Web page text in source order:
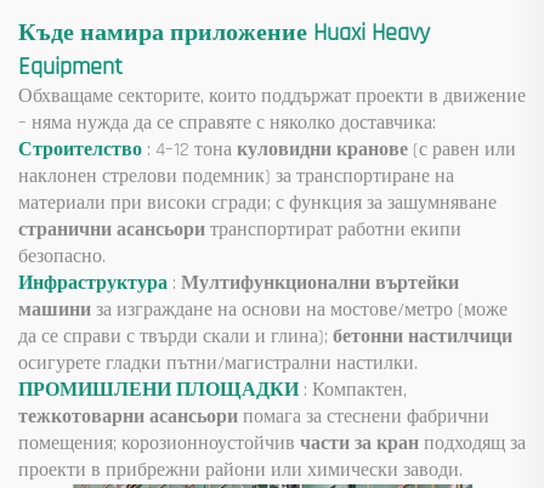
Къде намира приложение Huaxi Heavy
Equipment
Обхващаме секторите, които поддържат проекти в движение
– няма нужда да се справяте с няколко доставчика:
Строителство : 4–12 тонакуловидни кранове (с равен или
наклонен стрелови подемник) за транспортиране на
материали при високи сгради; с функция за зашумняване
странични асансьоритранспортират работни екипи
безопасно.
Инфраструктура : Мултифункционални въртейки
машиниза изграждане на основи на мостове/метро (може
да се справи с твърди скали и глина); бетонни настилчици
осигурете гладки пътни/магистрални настилки.
ПРОМИШЛЕНИ ПЛОЩАДКИ: Компактен,
тежкотоварни асансьорипомага за стеснени фабрични
помещения; корозионноустойчив части за кранподходящ за
проекти в прибрежни райони или химически заводи.